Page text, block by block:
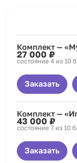
Комплект —
27 000 ₽
состояние 4 из 10
Заказать
Комплект —
43 000 ₽
состояние 7 из 10
Заказать